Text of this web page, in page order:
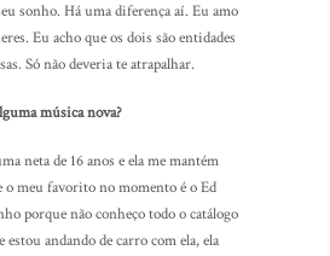
sonho. Há uma diferença aí. Eu amo
Eu acho que os dois são entidades
Só não deveria te atrapalhar.
música nova?
neta de 16 anos e ela me mantém
o meu favorito no momento é o Ed
porque não conheço todo o catálogo
estou andando de carro com ela, ela